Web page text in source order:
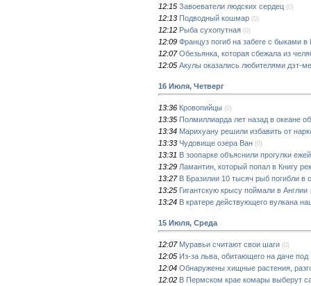
12:15 Завоеватели людских сердец (0)
12:13 Подводный кошмар (0)
12:12 Рыба сухопутная (0)
12:09 Француз погиб на забеге с быками в
12:07 Обезьянка, которая сбежала из
12:05 Акулы оказались любителями дэт-
16 Июля, Четверг
13:36 Кровопийцы (0)
13:35 Полмиллиарда лет назад в океане
13:34 Марихуану решили избавить от
13:33 Чудовище озера Ван (0)
13:31 В зоопарке объяснили прогулки
13:29 Ламантин, который попал в Книгу
13:27 В Бразилии 10 тысяч рыб погибли в
13:25 Гигантскую крысу поймали в Англии
13:24 В кратере действующего вулкана
15 Июля, Среда
12:07 Муравьи считают свои шаги (0)
12:05 Из-за льва, обитающего на даче
12:04 Обнаружены хищные растения,
12:02 В Пермском крае комары выберут